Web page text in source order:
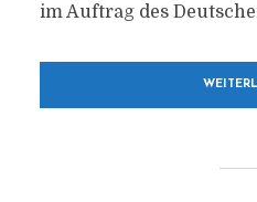
im Auftrag des